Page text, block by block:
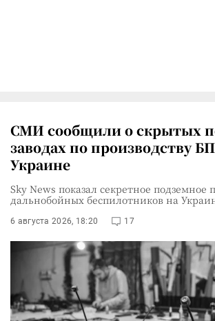
СМИ сообщили о скрытых
заводах по производству
Украине
Sky News показал секретное подземное
дальнобойных беспилотников на
6 августа 2026, 18:20 17